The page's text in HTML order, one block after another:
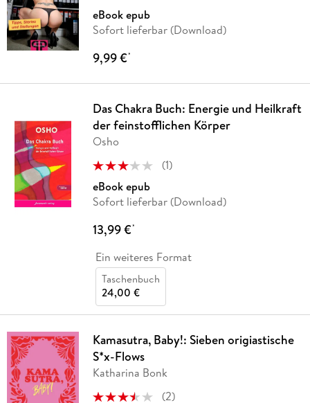
eBook epub
Sofort lieferbar (Download)
9,99 €*
Das Chakra Buch: Energie und Heilkraft
der feinstofflichen Körper
Osho
(1)
eBook epub
Sofort lieferbar (Download)
13,99 €*
Ein weiteres Format
Taschenbuch
24,00 €
Kamasutra, Baby!: Sieben origiastische
S*x-Flows
Katharina Bonk
(2)